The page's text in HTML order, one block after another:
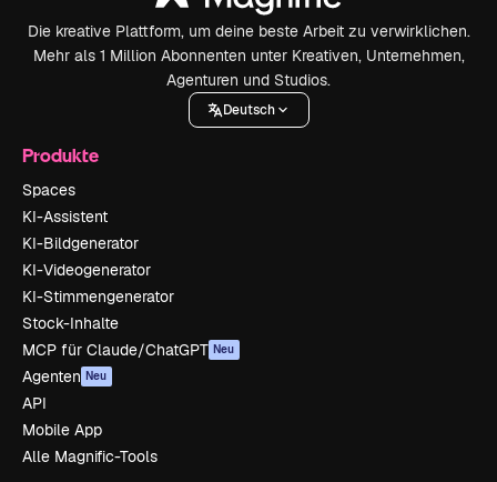
Die kreative Plattform, um deine beste Arbeit zu verwirklichen.
Mehr als 1 Million Abonnenten unter Kreativen, Unternehmen,
Agenturen und Studios.
Deutsch
Produkte
Spaces
KI-Assistent
KI-Bildgenerator
KI-Videogenerator
KI-Stimmengenerator
Stock-Inhalte
MCP für Claude/ChatGPT Neu
Agenten Neu
API
Mobile App
Alle Magnific-Tools